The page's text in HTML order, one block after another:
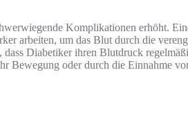
Komplikationen erhöht.
arbeiten, um das Blut durch die
Diabetiker ihren Blutdruck
Bewegung oder durch die Einnahme